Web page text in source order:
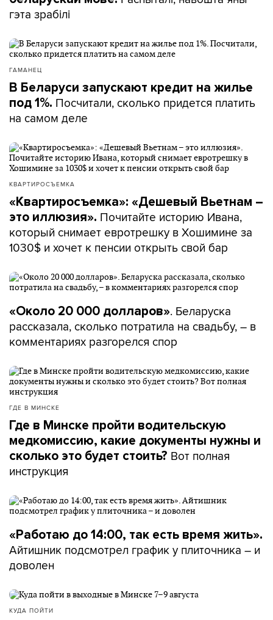
гэта зрабілі
ГАМАНЕЦ
В Беларуси запускают кредит на жилье
под 1%. Посчитали, сколько придется платить
на самом деле
КВАРТИРОСЪЕМКА
«Квартиросъемка»: «Дешевый Вьетнам –
это иллюзия». Почитайте историю Ивана,
который снимает евротрешку в Хошимине за
1030$ и хочет к пенсии открыть свой бар
«Около 20 000 долларов». Беларуска
рассказала, сколько потратила на свадьбу, – в
комментариях разгорелся спор
ГДЕ В МИНСКЕ
Где в Минске пройти водительскую
медкомиссию, какие документы нужны и
сколько это будет стоить? Вот полная
инструкция
«Работаю до 14:00, так есть время жить».
Айтишник подсмотрел график у плиточника – и
доволен
КУДА ПОЙТИ